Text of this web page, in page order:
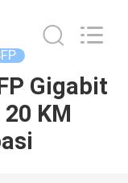
Gigabit
KM